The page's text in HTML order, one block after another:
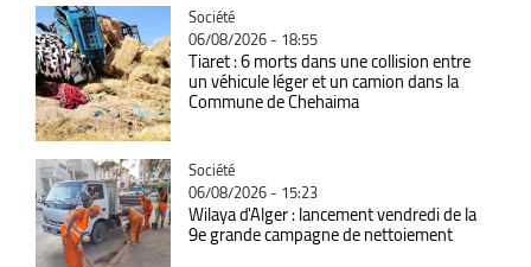
Catégorie
Société
06/08/2026 - 18:55
Tiaret : 6 morts dans une collision entre
un véhicule léger et un camion dans la
Commune de Chehaima
Catégorie
Société
06/08/2026 - 15:23
Wilaya d'Alger : lancement vendredi de la
9e grande campagne de nettoiement